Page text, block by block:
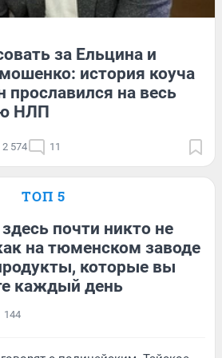
за Ельцина и
история коуча
прославился на весь
НЛП
2 574 11
ТОП 5
почти никто не
на тюменском заводе
которые вы
каждый день
144